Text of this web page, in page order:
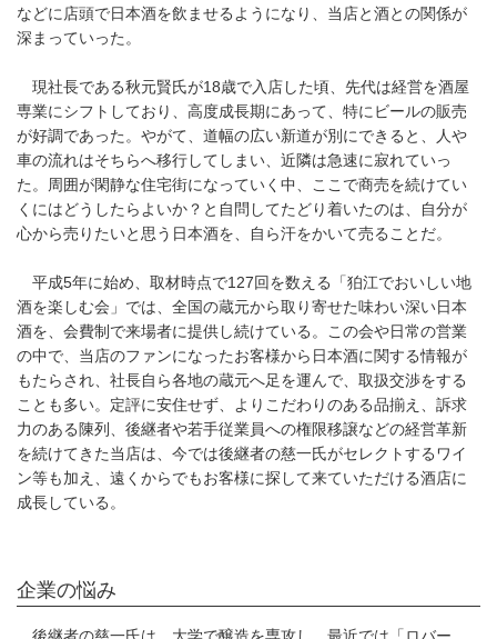
などに店頭で日本酒を飲ませるようになり、当店と酒との関係が
深まっていった。
現社長である秋元賢氏が18歳で入店した頃、先代は経営を酒屋
専業にシフトしており、高度成長期にあって、特にビールの販売
が好調であった。やがて、道幅の広い新道が別にできると、人や
車の流れはそちらへ移行してしまい、近隣は急速に寂れていっ
た。周囲が閑静な住宅街になっていく中、ここで商売を続けてい
くにはどうしたらよいか？と自問してたどり着いたのは、自分が
心から売りたいと思う日本酒を、自ら汗をかいて売ることだ。
平成5年に始め、取材時点で127回を数える「狛江でおいしい地
酒を楽しむ会」では、全国の蔵元から取り寄せた味わい深い日本
酒を、会費制で来場者に提供し続けている。この会や日常の営業
の中で、当店のファンになったお客様から日本酒に関する情報が
もたらされ、社長自ら各地の蔵元へ足を運んで、取扱交渉をする
ことも多い。定評に安住せず、よりこだわりのある品揃え、訴求
力のある陳列、後継者や若手従業員への権限移譲などの経営革新
を続けてきた当店は、今では後継者の慈一氏がセレクトするワイ
ン等も加え、遠くからでもお客様に探して来ていただける酒店に
成長している。
企業の悩み